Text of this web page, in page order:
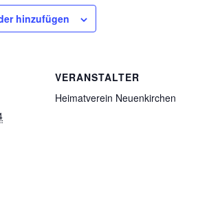
hinzufügen
VERANSTALTER
Heimatverein Neuenkirchen